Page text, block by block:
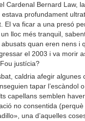
Cardenal Bernard Law,
profundament
El va ficar a una presó
lloc més tranquil,
quan eren nens i
el 2003 i va morir
justícia?
caldria afegir algunes
tapar l’escàndol
capellans semblen
no consentida
una d’aquelles